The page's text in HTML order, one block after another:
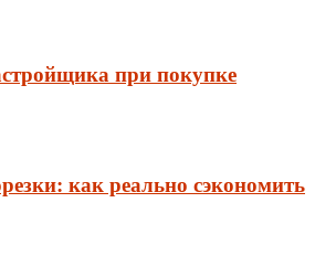
при покупке
как реально сэкономить